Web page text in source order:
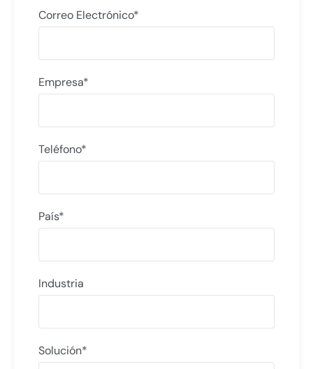
Correo Electrónico*
Empresa*
Teléfono*
País*
Industria
Solución*